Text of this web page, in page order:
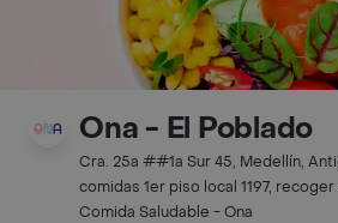
Ona - El Poblado
Cra. 25a ##1a Sur 45, Medellín,
comidas 1er piso local 1197,
Comida Saludable - Ona